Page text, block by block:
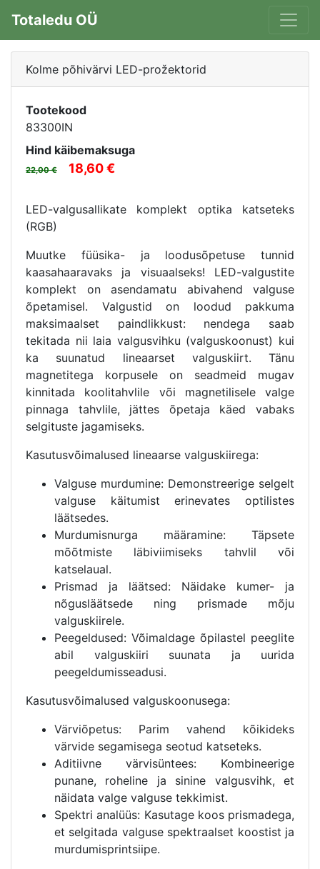
Totaledu OÜ
Kolme põhivärvi LED-prožektorid
Tootekood
83300IN
Hind käibemaksuga
22,00 18,60
LED-valgusallikate komplekt optika katseteks
(RGB)
Muutke füüsika- ja loodusõpetuse tunnid
kaasahaaravaks ja visuaalseks! LED-valgustite
komplekt on asendamatu abivahend valguse
õpetamisel. Valgustid on loodud pakkuma
maksimaalset paindlikkust: nendega saab
tekitada nii laia valgusvihku (valguskoonust) kui
ka suunatud lineaarset valguskiirt. Tänu
magnetitega korpusele on seadmeid mugav
kinnitada koolitahvlile või magnetilisele valge
pinnaga tahvlile, jättes õpetaja käed vabaks
selgituste jagamiseks.
Kasutusvõimalused lineaarse valguskiirega:
Valguse murdumine: Demonstreerige selgelt
valguse käitumist erinevates optilistes
läätsedes.
Murdumisnurga määramine: Täpsete
mõõtmiste läbiviimiseks tahvlil või
katselaual.
Prismad ja läätsed: Näidake kumer- ja
nõgusläätsede ning prismade mõju
valguskiirele.
Peegeldused: Võimaldage õpilastel peeglite
abil valguskiiri suunata ja uurida
peegeldumisseadusi.
Kasutusvõimalused valguskoonusega:
Värviõpetus: Parim vahend kõikideks
värvide segamisega seotud katseteks.
Aditiivne värvisüntees: Kombineerige
punane, roheline ja sinine valgusvihk, et
näidata valge valguse tekkimist.
Spektri analüüs: Kasutage koos prismadega,
et selgitada valguse spektraalset koostist ja
murdumisprintsiipe.